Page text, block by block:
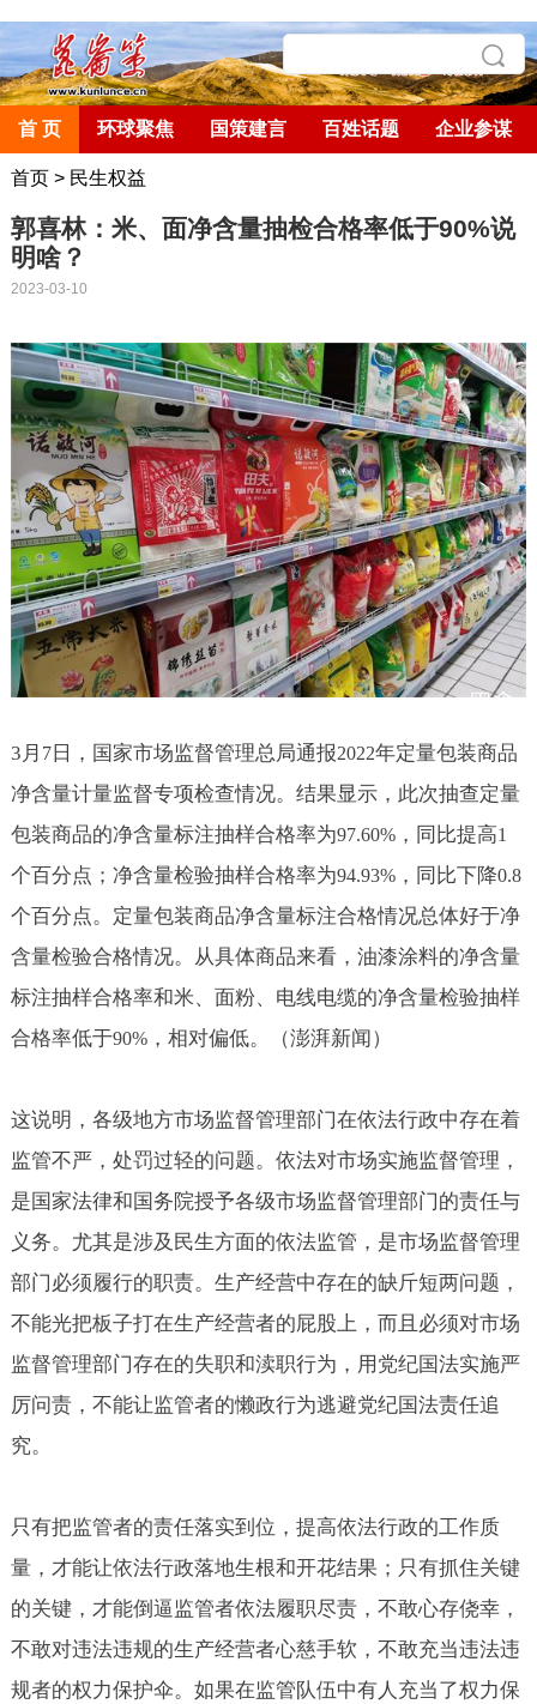
首 页 环球聚焦 国策建言 百姓话题 企业参谋
首页> 民生权益
郭喜林：米、面净含量抽检合格率低于90%说
明啥？
2023-03-10
3 月 7日，国家市场监督管理总局通报2022年定量包装商品
净含量计量监督专项检查情况。结果显示，此次抽查定量
包装商品的净含量标注抽样合格率为97.60%，同比提高1
个百分点；净含量检验抽样合格率为94.93%，同比下降0.8
个百分点。定量包装商品净含量标注合格情况总体好于净
含量检验合格情况。从具体商品来看，油漆涂料的净含量
标注抽样合格率和米、面粉、电线电缆的净含量检验抽样
合格率低于90%，相对偏低。（澎湃新闻）
这说明，各级地方市场监督管理部门在依法行政中存在着
监管不严，处罚过轻的问题。依法对市场实施监督管理，
是国家法律和国务院授予各级市场监督管理部门的责任与
义务。尤其是涉及民生方面的依法监管，是市场监督管理
部门必须履行的职责。生产经营中存在的缺斤短两问题，
不能光把板子打在生产经营者的屁股上，而且必须对市场
监督管理部门存在的失职和渎职行为，用党纪国法实施严
厉问责，不能让监管者的懒政行为逃避党纪国法责任追
究。
只有把监管者的责任落实到位，提高依法行政的工作质
量，才能让依法行政落地生根和开花结果；只有抓住关键
的关键，才能倒逼监管者依法履职尽责，不敢心存侥幸，
不敢对违法违规的生产经营者心慈手软，不敢充当违法违
规者的权力保护伞。如果在监管队伍中有人充当了权力保